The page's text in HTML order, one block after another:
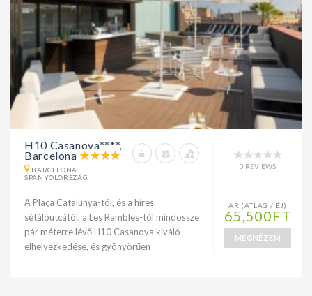
H10 Casanova****,
Barcelona
BARCELONA
SPANYOLORSZÁG
0 REVIEWS
A Plaça Catalunya-tól, és a híres
sétálóutcától, a Les Rambles-tól mindössze
pár méterre lévő H10 Casanova kiváló
elhelyezkedése, és gyönyörűen
ÁR (ÁTLAG / ÉJ)
65,500FT
MEGNÉZEM